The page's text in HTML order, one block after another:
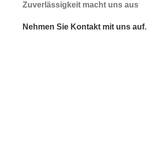
Zuverlässigkeit macht uns aus
Nehmen Sie Kontakt mit uns auf.